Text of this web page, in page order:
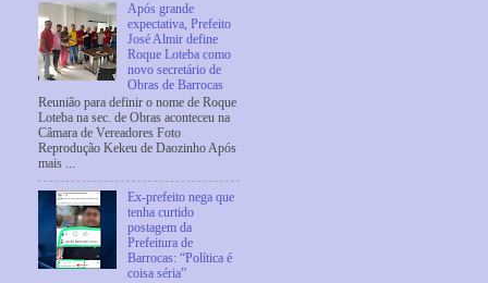
Após grande
expectativa, Prefeito
José Almir define
Roque Loteba como
novo secretário de
Obras de Barrocas
Reunião para definir o nome de Roque
Loteba na sec. de Obras aconteceu na
Câmara de Vereadores Foto
Reprodução Kekeu de Daozinho Após
mais ...
Ex-prefeito nega que
tenha curtido
postagem da
Prefeitura de
Barrocas: “Política é
coisa séria”